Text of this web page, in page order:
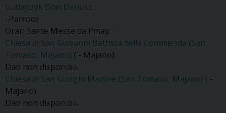
Gudajczyk Don Dariusz
: Parroco
Orari Sante Messe da Pmap
Chiesa di San Giovanni Battista della Commenda (San
Tomaso, Majano) ( - Majano)
Dati non disponibili
Chiesa di San Giorgio Martire (San Tomaso, Majano) ( -
Majano)
Dati non disponibili